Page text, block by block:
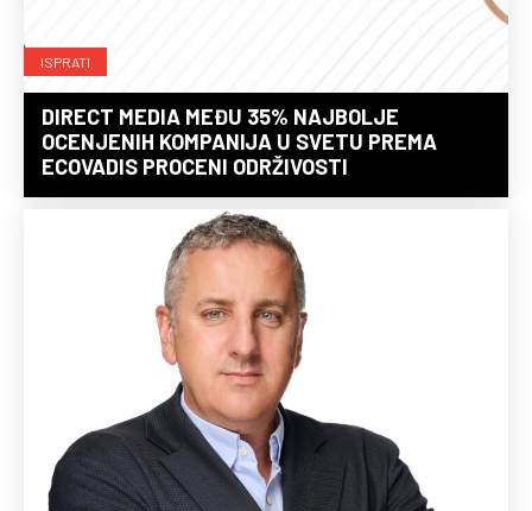
ISPRATI
DIRECT MEDIA MEĐU 35% NAJBOLJE
OCENJENIH KOMPANIJA U SVETU PREMA
ECOVADIS PROCENI ODRŽIVOSTI